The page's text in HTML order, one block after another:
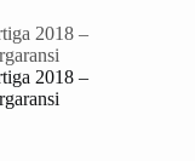
2018 –
2018 –